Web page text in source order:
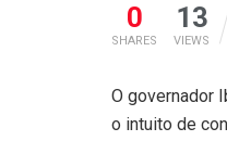
0
SHARES
13
VIEWS
O governador
o intuito de